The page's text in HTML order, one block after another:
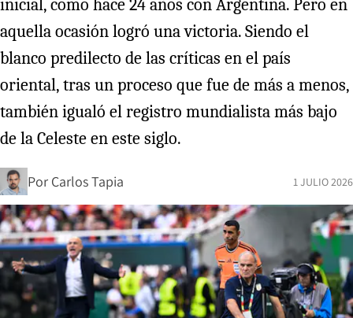
inicial, como hace 24 años con Argentina. Pero en
aquella ocasión logró una victoria. Siendo el
blanco predilecto de las críticas en el país
oriental, tras un proceso que fue de más a menos,
también igualó el registro mundialista más bajo
de la Celeste en este siglo.
Por Carlos Tapia 1 JULIO 2026